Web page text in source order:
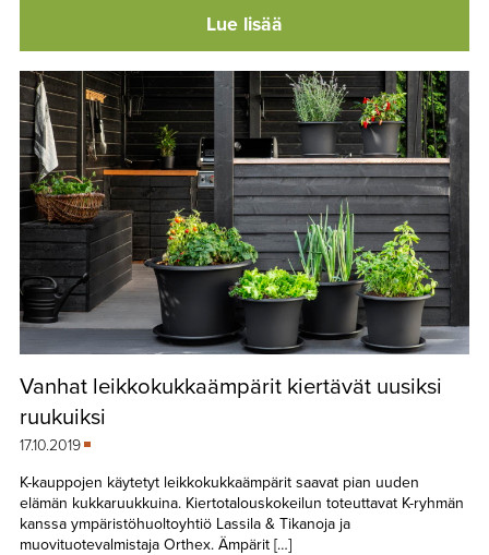
Lue lisää
Vanhat leikkokukkaämpärit kiertävät uusiksi
ruukuiksi
17.10.2019
K-kauppojen käytetyt leikkokukkaämpärit saavat pian uuden
elämän kukkaruukkuina. Kiertotalouskokeilun toteuttavat K-ryhmän
kanssa ympäristöhuoltoyhtiö Lassila & Tikanoja ja
muovituotevalmistaja Orthex. Ämpärit […]